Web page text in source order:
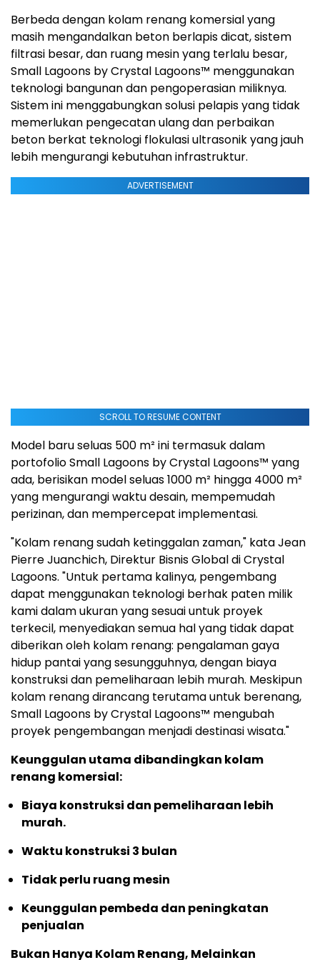
Berbeda dengan kolam renang komersial yang
masih mengandalkan beton berlapis dicat, sistem
filtrasi besar, dan ruang mesin yang terlalu besar,
Small Lagoons by Crystal Lagoons™ menggunakan
teknologi bangunan dan pengoperasian miliknya.
Sistem ini menggabungkan solusi pelapis yang tidak
memerlukan pengecatan ulang dan perbaikan
beton berkat teknologi flokulasi ultrasonik yang jauh
lebih mengurangi kebutuhan infrastruktur.
ADVERTISEMENT
SCROLL TO RESUME CONTENT
Model baru seluas 500 m² ini termasuk dalam
portofolio Small Lagoons by Crystal Lagoons™ yang
ada, berisikan model seluas 1000 m² hingga 4000 m²
yang mengurangi waktu desain, mempemudah
perizinan, dan mempercepat implementasi.
"Kolam renang sudah ketinggalan zaman," kata Jean
Pierre Juanchich, Direktur Bisnis Global di Crystal
Lagoons. "Untuk pertama kalinya, pengembang
dapat menggunakan teknologi berhak paten milik
kami dalam ukuran yang sesuai untuk proyek
terkecil, menyediakan semua hal yang tidak dapat
diberikan oleh kolam renang: pengalaman gaya
hidup pantai yang sesungguhnya, dengan biaya
konstruksi dan pemeliharaan lebih murah. Meskipun
kolam renang dirancang terutama untuk berenang,
Small Lagoons by Crystal Lagoons™ mengubah
proyek pengembangan menjadi destinasi wisata."
Keunggulan utama dibandingkan kolam
renang komersial:
Biaya konstruksi dan pemeliharaan lebih
murah.
Waktu konstruksi 3 bulan
Tidak perlu ruang mesin
Keunggulan pembeda dan peningkatan
penjualan
Bukan Hanya Kolam Renang, Melainkan